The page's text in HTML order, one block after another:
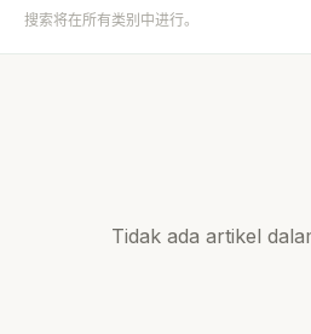
搜索将在所有类别中进行。
Tidak ada artikel